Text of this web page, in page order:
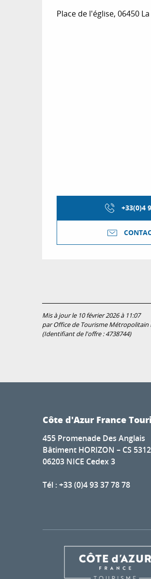
Place de l'église, 06450
+33(0)4
Mis à jour le 10 février 2026 à 11:07
par Office de Tourisme Métropolitain
(Identifiant de l'offre :4738744)
Côte d'Azur France
455 Promenade Des Anglais
Bâtiment HORIZON – CS
06203 NICE Cedex 3
Tél : +33 (0)4 93 37 78 78